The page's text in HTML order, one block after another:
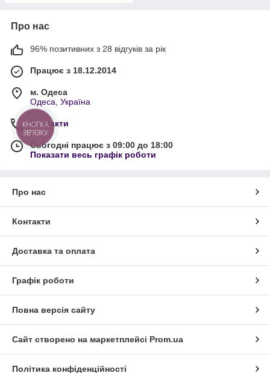
Про нас
96% позитивних з 28 відгуків за рік
Працює з 18.12.2014
м. Одеса
Одеса, Україна
Контакти
Сьогодні працює з 09:00 до 18:00
Показати весь графік роботи
Про нас
Контакти
Доставка та оплата
Графік роботи
Повна версія сайту
Сайт створено на маркетплейсі Prom.ua
Політика конфіденційності
КНОПКА
ЗВ'ЯЗКУ